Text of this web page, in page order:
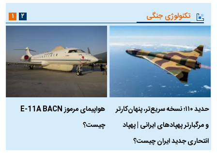
تکنولوژی جنگی
حدید ۱۱۰؛ نسخه سریع‌تر، پنهان‌کارتر
و مرگبارتر پهپادهای ایرانی | پهپاد
انتحاری جدید ایران چیست؟
هواپیمای مرموز E-11A BACN
چیست؟
۱ ۲